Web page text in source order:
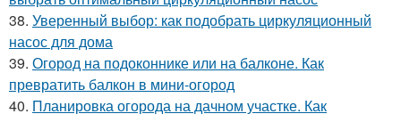
38. Уверенный выбор: как подобрать циркуляционный
насос для дома
39. Огород на подоконнике или на балконе. Как
превратить балкон в мини-огород
40. Планировка огорода на дачном участке. Как